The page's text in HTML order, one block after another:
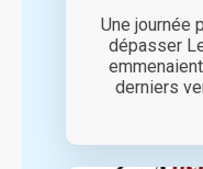
Une journée
dépasser
derniers